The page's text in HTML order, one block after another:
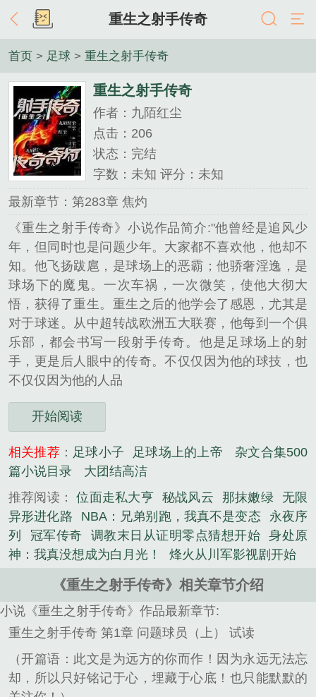
重生之射手传奇
首页 > 足球 > 重生之射手传奇
重生之射手传奇
作者：九陌红尘
点击：206
状态：完结
字数：未知 评分：未知
最新章节：第283章 焦灼
《重生之射手传奇》小说作品简介:"他曾经是追风少
年，但同时也是问题少年。大家都不喜欢他，他却不
知。他飞扬跋扈，是球场上的恶霸；他骄奢淫逸，是
球场下的魔鬼。一次车祸，一次微笑，使他大彻大
悟，获得了重生。重生之后的他学会了感恩，尤其是
对于球迷。从中超转战欧洲五大联赛，他每到一个俱
乐部，都会书写一段射手传奇。他是足球场上的射
手，更是后人眼中的传奇。不仅仅因为他的球技，也
不仅仅因为他的人品
开始阅读
相关推荐： 足球小子 足球场上的上帝
杂文合集500
篇小说目录
大团结高洁
推荐阅读：位面走私大亨 秘战风云 那抹嫩绿
无限
异形进化路
NBA：兄弟别跑，我真不是变态
永夜序
列
冠军传奇 调教末日从证明零点猜想开始 身处原
神：我真没想成为白月光！
烽火从川军影视剧开始
《重生之射手传奇》相关章节介绍
小说《重生之射手传奇》作品最新章节:
重生之射手传奇 第1章 问题球员（上） 试读
（开篇语：此文是为远方的你而作！因为永远无法忘
却，所以只好铭记于心，埋藏于心底！也只能默默的